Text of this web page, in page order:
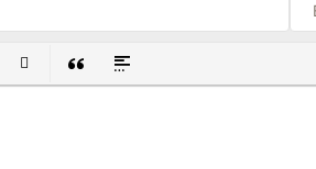
ЗАЧЕРКНУТЫЙ
ВСТАВКА ЦИТАТЫ
ВСТАВКА СПОЙЛЕРА